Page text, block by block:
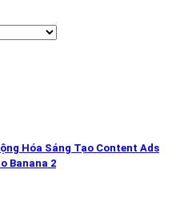
Hóa Sáng Tạo Content Ads
Banana 2